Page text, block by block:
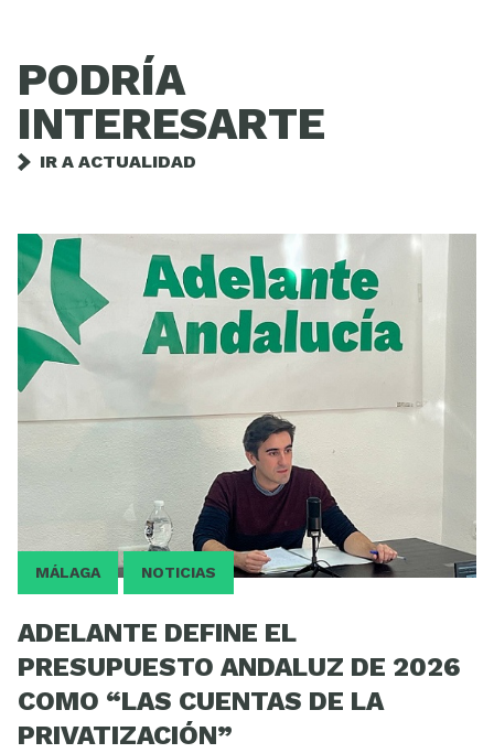
PODRÍA
INTERESARTE
IR A ACTUALIDAD
MÁLAGA NOTICIAS
ADELANTE DEFINE EL
PRESUPUESTO ANDALUZ DE 2026
COMO “LAS CUENTAS DE LA
PRIVATIZACIÓN”